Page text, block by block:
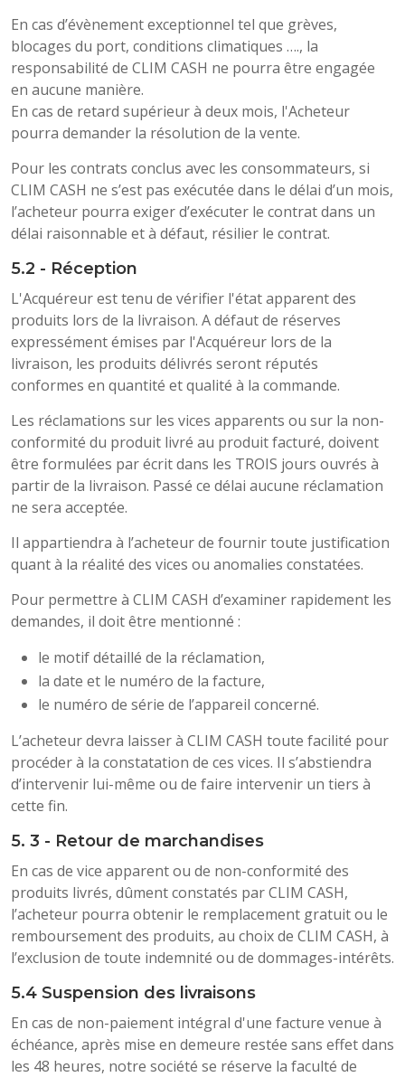
En cas d’évènement exceptionnel tel que grèves,
blocages du port, conditions climatiques …., la
responsabilité de CLIM CASH ne pourra être engagée
en aucune manière.
En cas de retard supérieur à deux mois, l'Acheteur
pourra demander la résolution de la vente.
Pour les contrats conclus avec les consommateurs, si
CLIM CASH ne s’est pas exécutée dans le délai d’un mois,
l’acheteur pourra exiger d’exécuter le contrat dans un
délai raisonnable et à défaut, résilier le contrat.
5.2 - Réception
L'Acquéreur est tenu de vérifier l'état apparent des
produits lors de la livraison. A défaut de réserves
expressément émises par l'Acquéreur lors de la
livraison, les produits délivrés seront réputés
conformes en quantité et qualité à la commande.
Les réclamations sur les vices apparents ou sur la non-
conformité du produit livré au produit facturé, doivent
être formulées par écrit dans les TROIS jours ouvrés à
partir de la livraison. Passé ce délai aucune réclamation
ne sera acceptée.
Il appartiendra à l’acheteur de fournir toute justification
quant à la réalité des vices ou anomalies constatées.
Pour permettre à CLIM CASH d’examiner rapidement les
demandes, il doit être mentionné :
le motif détaillé de la réclamation,
la date et le numéro de la facture,
le numéro de série de l’appareil concerné.
L’acheteur devra laisser à CLIM CASH toute facilité pour
procéder à la constatation de ces vices. Il s’abstiendra
d’intervenir lui-même ou de faire intervenir un tiers à
cette fin.
5. 3 - Retour de marchandises
En cas de vice apparent ou de non-conformité des
produits livrés, dûment constatés par CLIM CASH,
l’acheteur pourra obtenir le remplacement gratuit ou le
remboursement des produits, au choix de CLIM CASH, à
l’exclusion de toute indemnité ou de dommages-intérêts.
5.4 Suspension des livraisons
En cas de non-paiement intégral d'une facture venue à
échéance, après mise en demeure restée sans effet dans
les 48 heures, notre société se réserve la faculté de